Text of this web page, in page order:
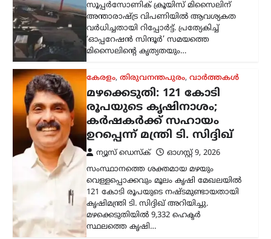
121 കോടി രൂപയുടെ നഷ്ടമുണ്ടായതായി
കൃഷിമന്ത്രി ടി. സിദ്ദിഖ് അറിയിച്ചു.
മഴക്കെടുതിയിൽ 9,332 ഹെക്ടർ
സ്ഥലത്തെ കൃഷി…
വാഹനം
റോയല്‍ എന്‍ഫീല്‍ഡിന്റെ
പുതിയ ഹിമാലയന്‍ 440
സെപ്റ്റംബറില്‍
ന്യൂസ് ഡെസ്ക്
ഓഗസ്റ്റ്‌ 9, 2026
പ്രമുഖ ഇരുചക്ര വാഹന
നിര്‍മാതാക്കളായ റോയല്‍ എന്‍ഫീല്‍ഡ്
പുതിയ അഡ്വഞ്ചര്‍
മോട്ടോര്‍സൈക്കിളായ ഹിമാലയന്‍ 440
വിപണിയിലെത്തിക്കാനുള്ള
തയ്യാറെടുപ്പിലാണെന്ന് റിപ്പോര്‍ട്ടുകള്‍.
‘D4G’ എന്ന കോഡ് നാമത്തിലുള്ള
പദ്ധതിയിലാണ് കമ്പനി…